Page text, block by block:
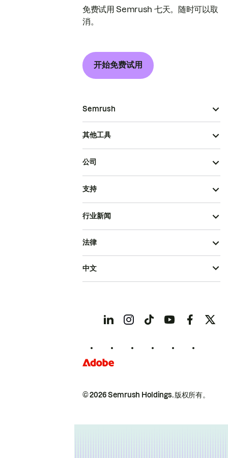
免费试用 Semrush 七天。随时可以取
消。
开始免费试用
Semrush
其他工具
公司
支持
行业新闻
© 2026 Semrush Holdings.版权所有。
法律
中文